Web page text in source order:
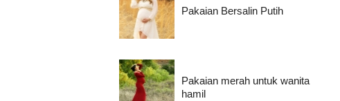
Pakaian Bersalin Putih
Pakaian merah untuk wanita
hamil